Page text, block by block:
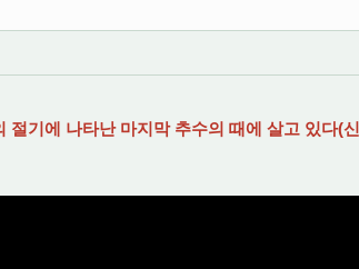
절기에 나타난 마지막 추수의 때에 살고 있다(신